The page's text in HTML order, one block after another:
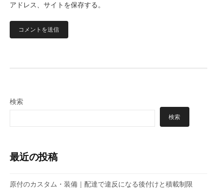
アドレス、サイトを保存する。
検索
検索
最近の投稿
原付のカスタム・装備｜配達で違反になる後付けと積載制限